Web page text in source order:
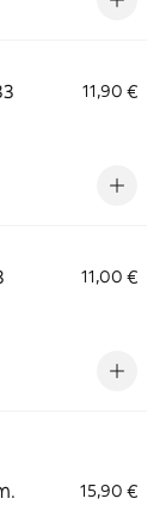
11,90 €
11,00 €
15,90 €